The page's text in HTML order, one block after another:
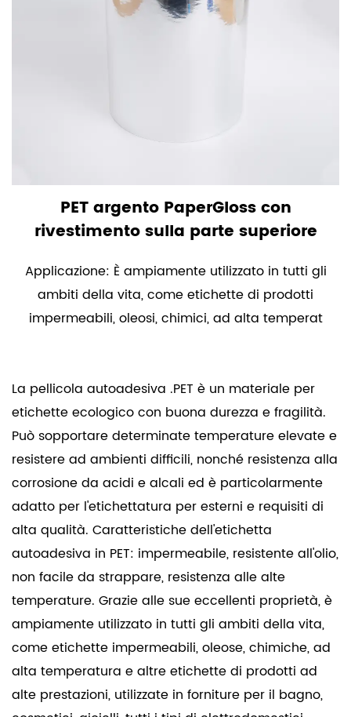
PET argento PaperGloss con
rivestimento sulla parte superiore
Applicazione: È ampiamente utilizzato in tutti gli
ambiti della vita, come etichette di prodotti
impermeabili, oleosi, chimici, ad alta temperat
La pellicola autoadesiva .PET è un materiale per
etichette ecologico con buona durezza e fragilità.
Può sopportare determinate temperature elevate e
resistere ad ambienti difficili, nonché resistenza alla
corrosione da acidi e alcali ed è particolarmente
adatto per l'etichettatura per esterni e requisiti di
alta qualità. Caratteristiche dell'etichetta
autoadesiva in PET: impermeabile, resistente all'olio,
non facile da strappare, resistenza alle alte
temperature. Grazie alle sue eccellenti proprietà, è
ampiamente utilizzato in tutti gli ambiti della vita,
come etichette impermeabili, oleose, chimiche, ad
alta temperatura e altre etichette di prodotti ad
alte prestazioni, utilizzate in forniture per il bagno,